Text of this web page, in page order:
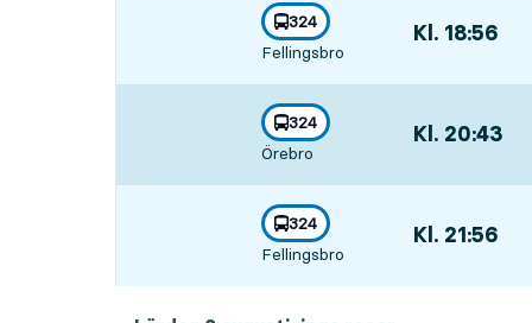
linje
324
mot
Fellingsbro
, Kl. 18:56
linje
324
mot
Örebro
, Kl. 20:43
linje
324
mot
Fellingsbro
, Kl. 21:56